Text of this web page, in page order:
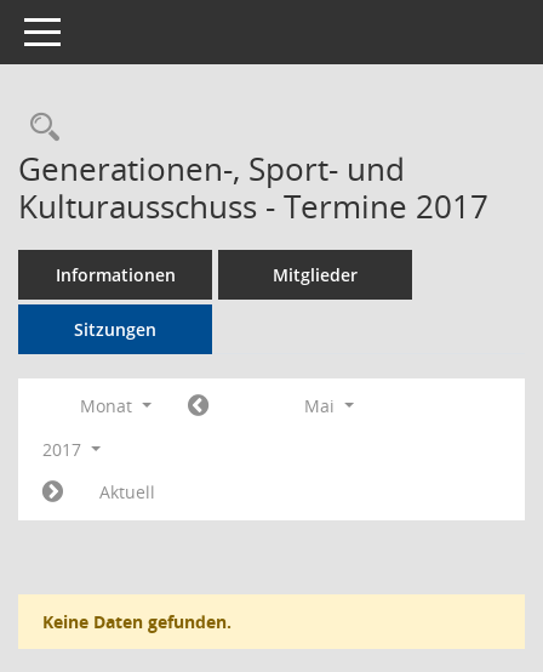
Toggle navigation
Rechercheauswahl
Generationen-, Sport- und
Kulturausschuss - Termine 2017
Informationen Mitglieder
Sitzungen
Monat
Mai
2017
Aktuell
Keine Daten gefunden.